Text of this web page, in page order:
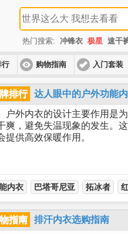
热门搜索: 冲锋衣 极星 速干
行 购物指南 入门套装
排行
达人眼中的户外功能
内衣的设计主要作用是为
爽，避免失温现象的发生。
提供高效保暖作用。
内衣 巴塔哥尼亚 拓冰者
指南
排汗内衣选购指南